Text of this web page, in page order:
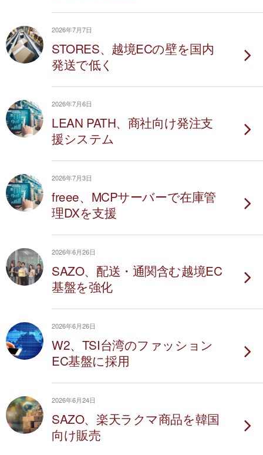
2026年7月7日
STORES、越境ECの壁を国内
発送で低く
2026年7月6日
LEAN PATH、商社向け発注支
援システム
2026年7月3日
freee、MCPサーバーで在庫管
理DXを支援
2026年6月26日
SAZO、配送・通関含む越境EC
基盤を強化
2026年6月26日
W2、TSI台湾のファッション
EC基盤に採用
2026年6月24日
SAZO、楽天ラクマ商品を韓国
向け販売